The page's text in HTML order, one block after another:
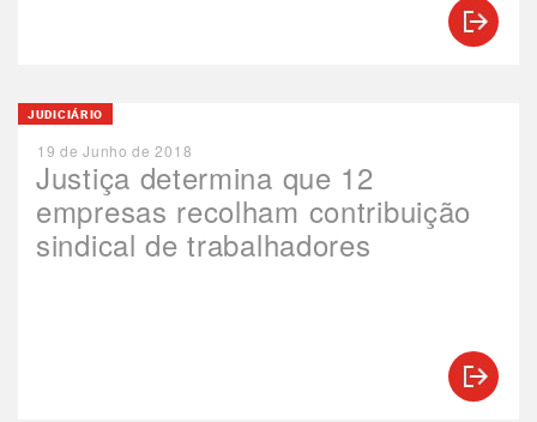
Justiça determina que 12
empresas recolham contribuição
sindical de trabalhadores
JUDICIÁRIO
19 de Junho de 2018